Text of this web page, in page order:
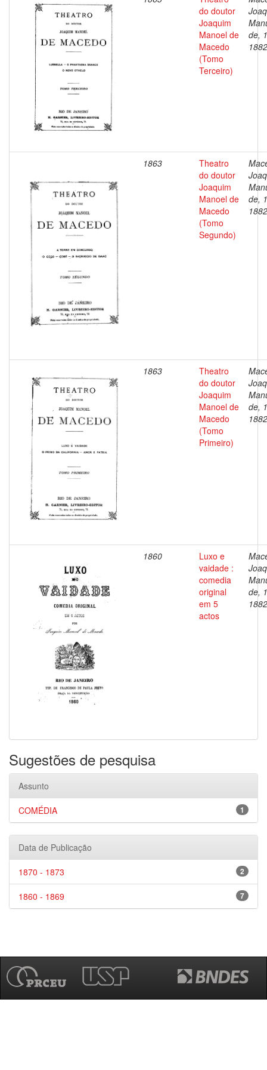
do doutor
Joaquim
Manoel de
Macedo
(Tomo
Terceiro)
de,
1882
1863
Theatro
do doutor
Joaquim
Manoel de
Macedo
(Tomo
Segundo)
de,
1882
1863
Theatro
do doutor
Joaquim
Manoel de
Macedo
(Tomo
Primeiro)
de,
1882
1860
Luxo e
vaidade :
comedia
original
em 5
actos
de,
1882
Sugestões de pesquisa
Assunto
1
COMÉDIA
Data de Publicação
2
1870 - 1873
7
1860 - 1869